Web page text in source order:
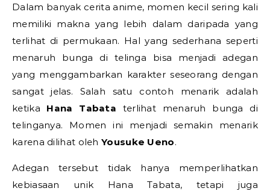
Dalam banyak cerita anime, momen kecil sering kali
memiliki makna yang lebih dalam daripada yang
terlihat di permukaan. Hal yang sederhana seperti
menaruh bunga di telinga bisa menjadi adegan
yang menggambarkan karakter seseorang dengan
sangat jelas. Salah satu contoh menarik adalah
ketika Hana Tabata terlihat menaruh bunga di
telinganya. Momen ini menjadi semakin menarik
karena dilihat olehYousuke Ueno.
Adegan tersebut tidak hanya memperlihatkan
kebiasaan unik Hana Tabata, tetapi juga